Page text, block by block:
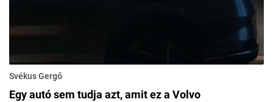
Svékus Gergő
Egy autó sem tudja azt, amit ez a Volvo